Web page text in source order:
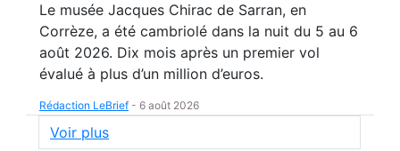
Le musée Jacques Chirac de Sarran, en
Corrèze, a été cambriolé dans la nuit du 5 au 6
août 2026. Dix mois après un premier vol
évalué à plus d’un million d’euros.
Rédaction LeBrief - 6 août 2026
Voir plus